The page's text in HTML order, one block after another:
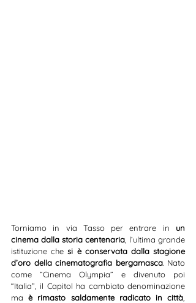
Torniamo in via Tasso per entrare in un
cinema dalla storia centenaria , l’ultima grande
istituzione che si è conservata dalla stagione
d’oro della cinematografia bergamasca. Nato
come “Cinema Olympia” e divenuto poi
“Italia”, il Capitol ha cambiato denominazione
ma è rimasto saldamente radicato in città